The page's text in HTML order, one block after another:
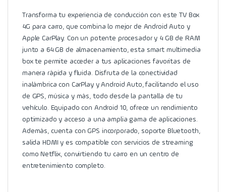
Transforma tu experiencia de conducción con este TV Box
4G para carro, que combina lo mejor de Android Auto y
Apple CarPlay. Con un potente procesador y 4 GB de RAM
junto a 64 GB de almacenamiento, esta smart multimedia
box te permite acceder a tus aplicaciones favoritas de
manera rápida y fluida. Disfruta de la conectividad
inalámbrica con CarPlay y Android Auto, facilitando el uso
de GPS, música y más, todo desde la pantalla de tu
vehículo. Equipado con Android 10, ofrece un rendimiento
optimizado y acceso a una amplia gama de aplicaciones.
Además, cuenta con GPS incorporado, soporte Bluetooth,
salida HDMI y es compatible con servicios de streaming
como Netflix, convirtiendo tu carro en un centro de
entretenimiento completo.